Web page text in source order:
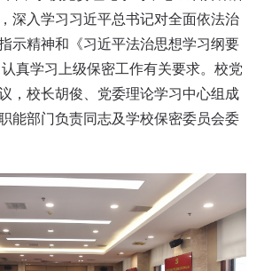
深入学习习近平总书记对全面依法治
示精神和《习近平法治思想学习纲要
认真学习上级保密工作有关要求。校党
，校长胡俊、党委理论学习中心组成
能部门负责同志及学校保密委员会委